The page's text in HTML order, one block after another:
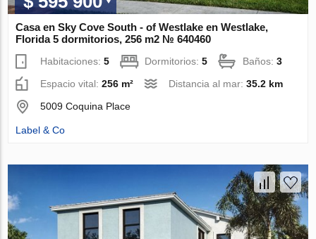
Casa en Sky Cove South - of Westlake en Westlake,
Florida 5 dormitorios, 256 m2 № 640460
Habitaciones:5 Dormitorios:5 Baños:3
Espacio vital:256 m² Distancia al mar:35.2 km
5009 Coquina Place
Label & Co